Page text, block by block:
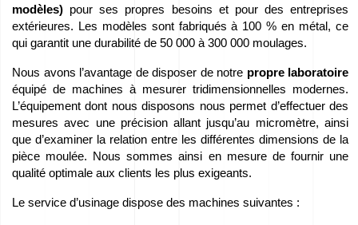
Nos
produits
Carrière
–
Déposez
vos
candidatures
!
modèles) pour ses propres besoins et pour des entreprises
extérieures. Les modèles sont fabriqués à 100 % en métal, ce
qui garantit une durabilité de 50 000 à 300 000 moulages.
Nous avons l’avantage de disposer de notre propre laboratoire
équipé de machines à mesurer tridimensionnelles modernes.
L’équipement dont nous disposons nous permet d’effectuer des
mesures avec une précision allant jusqu’au micromètre, ainsi
que d’examiner la relation entre les différentes dimensions de la
pièce moulée. Nous sommes ainsi en mesure de fournir une
qualité optimale aux clients les plus exigeants.
Le service d’usinage dispose des machines suivantes :